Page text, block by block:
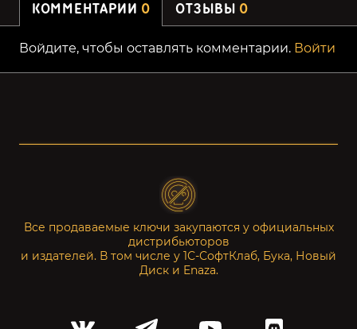
КОММЕНТАРИИ 0 ОТЗЫВЫ 0
Войдите, чтобы оставлять комментарии. Войти
Все продаваемые ключи закупаются у официальных
дистрибьюторов
и издателей. В том числе у 1С-СофтКлаб, Бука, Новый
Диск и Enaza.